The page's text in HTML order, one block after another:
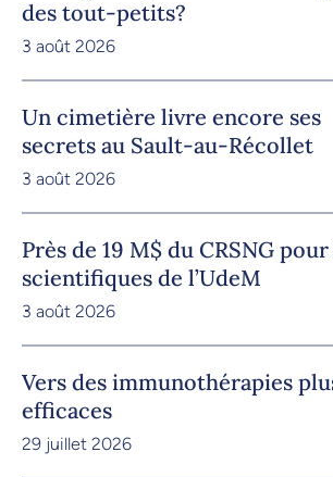
des tout-petits?
3 août 2026
Un cimetière livre encore ses
secrets au Sault-au-Récollet
3 août 2026
Près de 19 M$ du CRSNG pour
scientifiques de l’UdeM
3 août 2026
Vers des immunothérapies
efficaces
29 juillet 2026